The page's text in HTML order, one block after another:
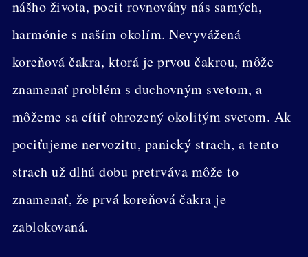
nášho života, pocit rovnováhy nás samých,
harmónie s naším okolím. Nevyvážená
koreňová čakra, ktorá je prvou čakrou, môže
znamenať problém s duchovným svetom, a
môžeme sa cítiť ohrozený okolitým svetom. Ak
pociťujeme nervozitu, panický strach, a tento
strach už dlhú dobu pretrváva môže to
znamenať, že prvá koreňová čakra je
zablokovaná.